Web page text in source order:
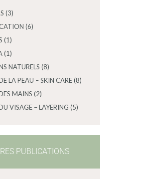
(3)
(6)
(1)
(1)
NATURELS (8)
LA PEAU – SKIN CARE(8)
MAINS (2)
VISAGE – LAYERING (5)
PUBLICATIONS